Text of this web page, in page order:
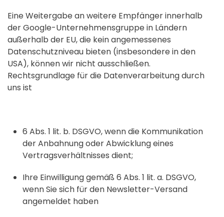
Eine Weitergabe an weitere Empfänger innerhalb
der Google-Unternehmensgruppe in Ländern
außerhalb der EU, die kein angemessenes
Datenschutzniveau bieten (insbesondere in den
USA), können wir nicht ausschließen.
Rechtsgrundlage für die Datenverarbeitung durch
uns ist
6 Abs. 1 lit. b. DSGVO, wenn die Kommunikation
der Anbahnung oder Abwicklung eines
Vertragsverhältnisses dient;
Ihre Einwilligung gemäß 6 Abs. 1 lit. a. DSGVO,
wenn Sie sich für den Newsletter-Versand
angemeldet haben